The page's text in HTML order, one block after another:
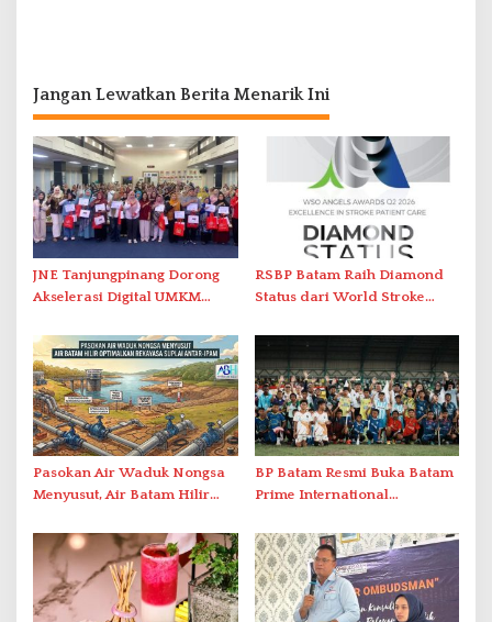
Jangan Lewatkan Berita Menarik Ini
JNE Tanjungpinang Dorong
Akselerasi Digital UMKM
2026
RSBP Batam Raih Diamond
Status dari World Stroke
Penanganan Stroke
Berstandar Internasional
Pasokan Air Waduk Nongsa
Menyusut, Air Batam Hilir
Antar-IPAM
BP Batam Resmi Buka Batam
Prime International
2026 di Stadion Temenggung
Abdul Jamal